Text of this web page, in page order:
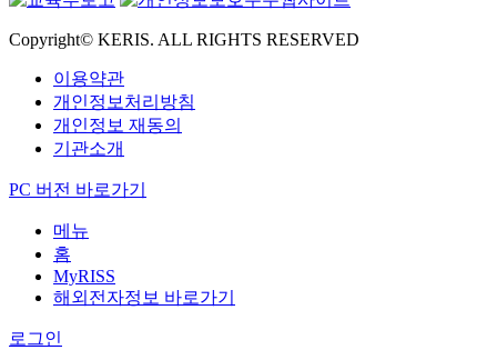
Copyright© KERIS. ALL RIGHTS RESERVED
이용약관
개인정보처리방침
개인정보 재동의
기관소개
PC 버전 바로가기
메뉴
홈
MyRISS
해외전자정보 바로가기
로그인